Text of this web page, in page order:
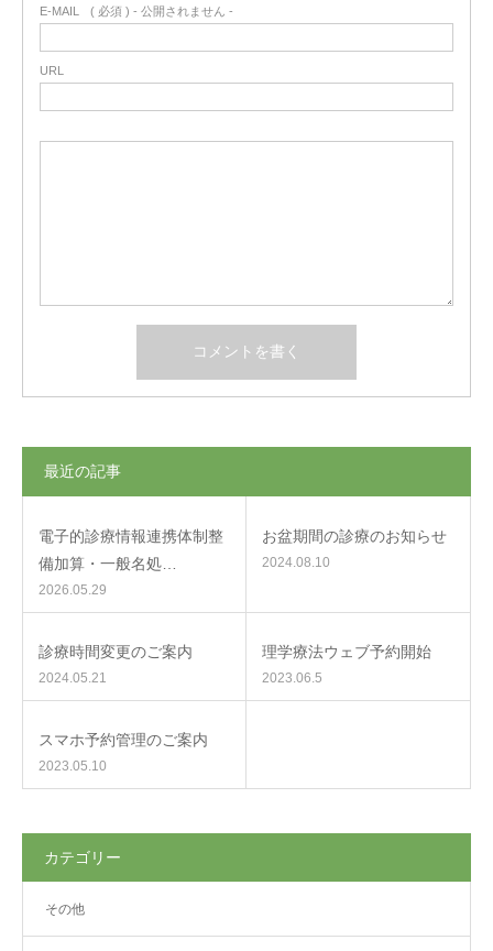
E-MAIL ( 必須 ) - 公開されません -
URL
最近の記事
電子的診療情報連携体制整
備加算・一般名処…
2026.05.29
お盆期間の診療のお知らせ
2024.08.10
診療時間変更のご案内
2024.05.21
理学療法ウェブ予約開始
2023.06.5
スマホ予約管理のご案内
2023.05.10
カテゴリー
その他